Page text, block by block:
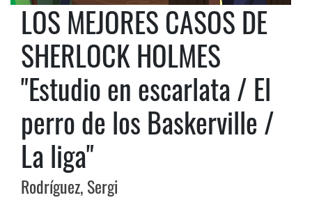
LOS MEJORES CASOS DE
SHERLOCK HOLMES
"Estudio en escarlata / El
perro de los Baskerville /
La liga"
Rodríguez, Sergi